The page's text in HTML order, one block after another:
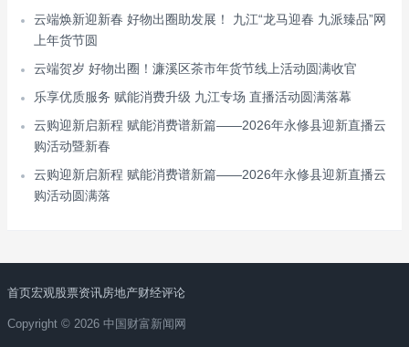
云端焕新迎新春 好物出圈助发展！ 九江“龙马迎春 九派臻品”网
上年货节圆
云端贺岁 好物出圈！濂溪区茶市年货节线上活动圆满收官
乐享优质服务 赋能消费升级 九江专场 直播活动圆满落幕
云购迎新启新程 赋能消费谱新篇——2026年永修县迎新直播云
购活动暨新春
云购迎新启新程 赋能消费谱新篇——2026年永修县迎新直播云
购活动圆满落
首页宏观股票资讯房地产财经评论
Copyright © 2026 中国财富新闻网